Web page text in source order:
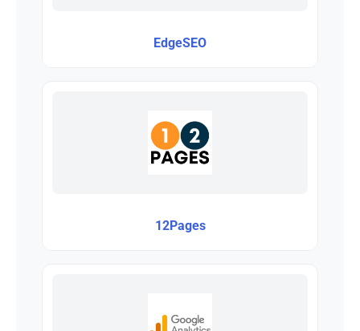
EdgeSEO
12Pages